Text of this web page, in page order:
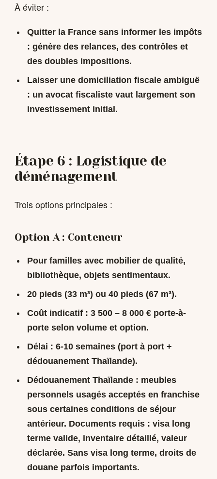
À éviter :
Quitter la France sans informer les impôts
: génère des relances, des contrôles et
des doubles impositions.
Laisser une domiciliation fiscale ambiguë
: un avocat fiscaliste vaut largement son
investissement initial.
Étape 6 : Logistique de
déménagement
Trois options principales :
Option A : Conteneur
Pour familles avec mobilier de qualité,
bibliothèque, objets sentimentaux.
20 pieds (33 m³) ou 40 pieds (67 m³).
Coût indicatif : 3 500 – 8 000 €porte-à-
porte selon volume et option.
Délai : 6-10 semaines (port à port +
dédouanement Thaïlande).
Dédouanement Thaïlande : meubles
personnels usagés acceptés en franchise
sous certaines conditions de séjour
antérieur. Documents requis: visa long
terme valide, inventaire détaillé, valeur
déclarée. Sans visa long terme, droits de
douane parfois importants.